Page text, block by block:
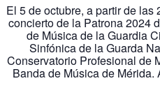
El 5 de octubre, a partir de
concierto de la Patrona 2024
de Música de la Guardia
Sinfónica de la Guarda
Conservatorio Profesional de
Banda de Música de